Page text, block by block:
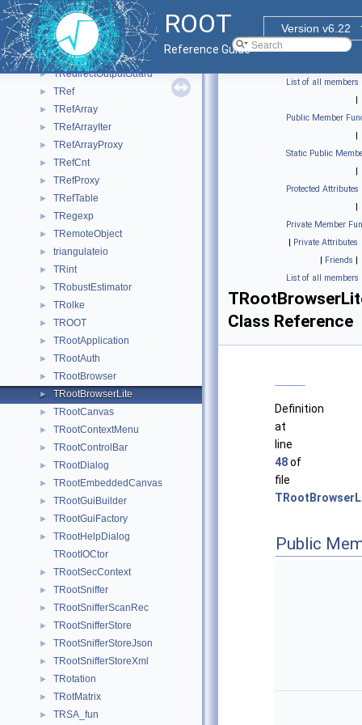
ROOT
Version v6.22
Reference Guide
► TRecorderRecording
► TRecorderReplaying
► TRecorderState
► TRecWinPair
► TRedirectOutputGuard
► TRef
► TRefArray
► TRefArrayIter
► TRefArrayProxy
► TRefCnt
► TRefProxy
► TRefTable
► TRegexp
► TRemoteObject
► triangulateio
► TRint
► TRobustEstimator
► TRolke
► TROOT
► TRootApplication
► TRootAuth
► TRootBrowser
► TRootBrowserLite
► TRootCanvas
► TRootContextMenu
► TRootControlBar
► TRootDialog
► TRootEmbeddedCanvas
► TRootGuiBuilder
► TRootGuiFactory
►
TRootHelpDialog
TRootIOCtor
► TRootSecContext
► TRootSniffer
► TRootSnifferScanRec
► TRootSnifferStore
► TRootSnifferStoreJson
► TRootSnifferStoreXml
► TRotation
► TRotMatrix
► TRSA_fun
List of all members
|
Public Member
|
Static Public
|
Protected Attributes
|
Private Member
| Private Attributes
| Friends |
List of all members
Class Reference
Definition
at
line
48of
file
Public